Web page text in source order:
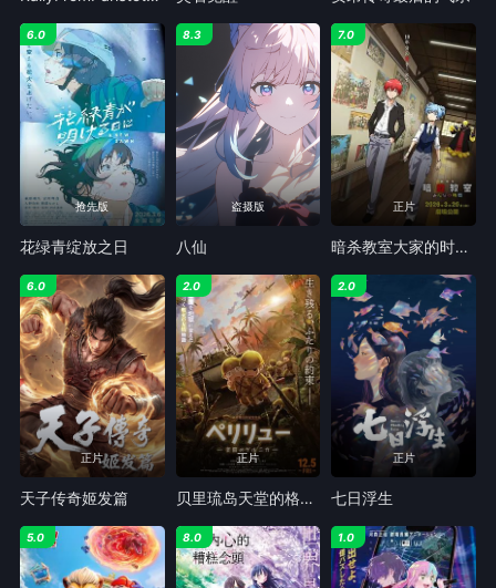
抢先版
6.0
花绿青绽放之日
盗摄版
8.3
八仙
正片
7.0
暗杀教室大家的时间剧场版
正片
6.0
天子传奇姬发篇
正片
2.0
贝里琉岛天堂的格尔尼卡
正片
2.0
七日浮生
5.0 8.0 1.0